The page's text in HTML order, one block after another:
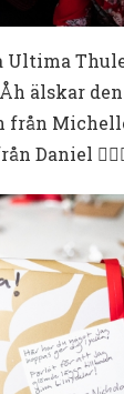
Ultima
älskar
från
Daniel